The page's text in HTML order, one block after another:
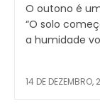
O outono é
“O solo
a humidade
14 DE DEZEMBRO,